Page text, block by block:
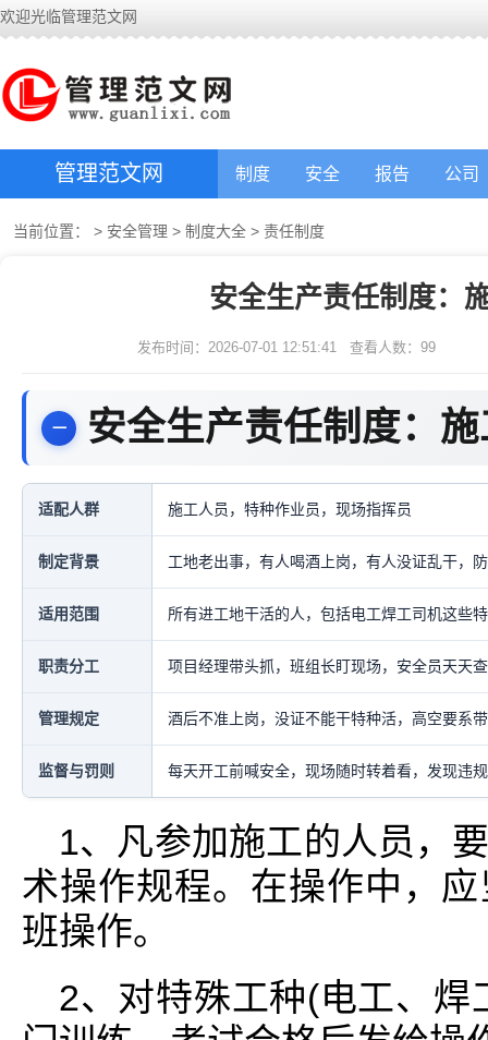
欢迎光临管理范文网
管理范文网 制度 安全 报告 公司
当前位置： > 安全管理 > 制度大全 > 责任制度
安全生产责任制度：
发布时间：2026-07-01 12:51:41 查看人数： 99
安全生产责任制度：
适配人群 施工人员，特种作业员，现场指挥员
制定背景 工地老出事，有人喝酒上岗，有人没证乱干，
适用范围 所有进工地干活的人，包括电工焊工司机这些
职责分工 项目经理带头抓，班组长盯现场，安全员天天
管理规定 酒后不准上岗，没证不能干特种活，高空要系
监督与罚则 每天开工前喊安全，现场随时转着看，发现违
1、凡参加施工的人员，
术操作规程。在操作中，
班操作。
2、对特殊工种(电工、